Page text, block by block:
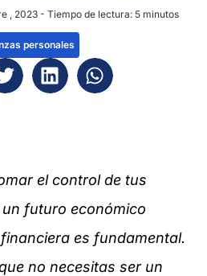
, 2023 - Tiempo de lectura: 5 minutos
personales
el control de tus
futuro económico
es fundamental.
no necesitas ser un